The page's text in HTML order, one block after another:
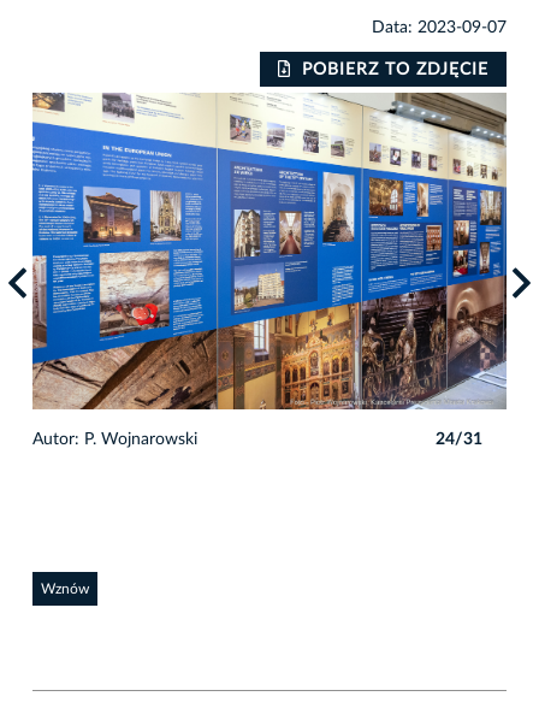
Data: 2023-09-07
POBIERZ TO ZDJĘCIE
Autor: P. Wojnarowski 24/31
Wznów